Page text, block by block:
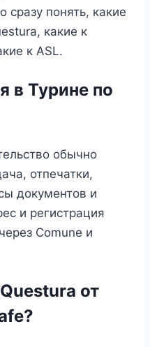
сразу понять, какие
какие к
к ASL.
в Турине по
обычно
отпечатки,
документов и
и регистрация
Comune и
от